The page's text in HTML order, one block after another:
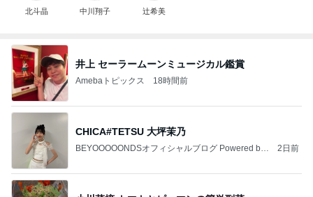
北斗晶 中川翔子 辻希美
井上 セーラームーンミュージカル鑑賞
Amebaトピックス 18時間前
CHICA#TETSU 大坪茉乃
BEYOOOOONDSオフィシャルブログ Powered by
2日前